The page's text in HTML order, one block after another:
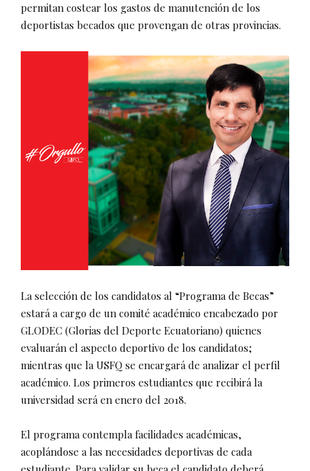
permitan costear los gastos de manutención de los
deportistas becados que provengan de otras provincias.
La selección de los candidatos al “Programa de Becas”
estará a cargo de un comité académico encabezado por
GLODEC (Glorias del Deporte Ecuatoriano) quienes
evaluarán el aspecto deportivo de los candidatos;
mientras que la USFQ se encargará de analizar el perfil
académico. Los primeros estudiantes que recibirá la
universidad será en enero del 2018.
El programa contempla facilidades académicas,
acoplándose a las necesidades deportivas de cada